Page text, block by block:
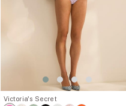
Victoria's Secret